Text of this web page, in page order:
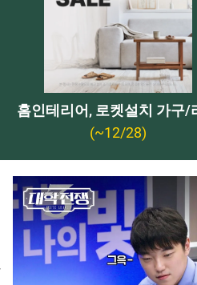
홈인테리어, 로켓설치 가구/
(~12/28)